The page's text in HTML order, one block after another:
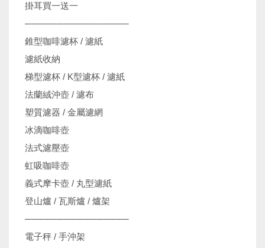
掛耳買一送一
────────────────
錐型咖啡濾杯 / 濾紙
濾紙收納
梯型濾杯 / K型濾杯 / 濾紙
法蘭絨沖壺 / 濾布
塑質濾器 / 金屬濾網
冰滴咖啡壺
法式濾壓壺
虹吸咖啡壺
義式摩卡壺 / 丸型濾紙
登山爐 / 瓦斯爐 / 爐架
────────────────
電子秤 / 手沖架